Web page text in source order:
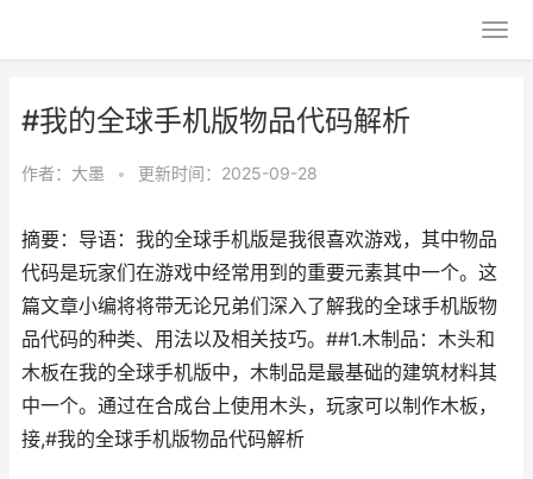
#我的全球手机版物品代码解析
作者： 大墨 • 更新时间：2025-09-28
摘要：导语：我的全球手机版是我很喜欢游戏，其中物品
代码是玩家们在游戏中经常用到的重要元素其中一个。这
篇文章小编将将带无论兄弟们深入了解我的全球手机版物
品代码的种类、用法以及相关技巧。##1.木制品：木头和
木板在我的全球手机版中，木制品是最基础的建筑材料其
中一个。通过在合成台上使用木头，玩家可以制作木板，
接,#我的全球手机版物品代码解析